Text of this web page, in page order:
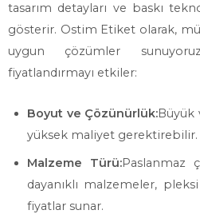
tasarım detayları ve baskı
gösterir. Ostim Etiket olarak,
uygun çözümler
fiyatlandırmayı etkiler:
Boyut ve Çözünürlük:Büyük
yüksek maliyet gerektirebilir.
Malzeme Türü:Paslanmaz
dayanıklı malzemeler,
fiyatlar sunar.